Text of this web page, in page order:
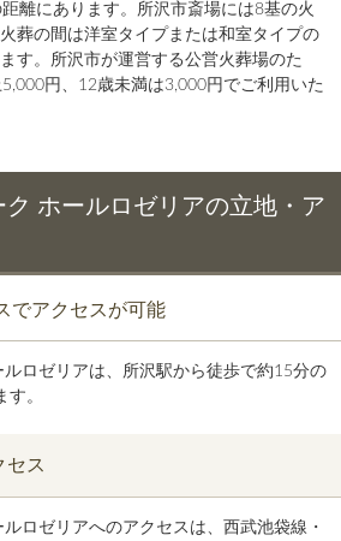
離にあります。所沢市斎場には8基の火
葬の間は洋室タイプまたは和室タイプの
す。所沢市が運営する公営火葬場のた
円、12歳未満は3,000円でご利用いた
ホールロゼリアの立地・ア
でアクセスが可能
ロゼリアは、所沢駅から徒歩で約15分の
。
セス
ロゼリアへのアクセスは、西武池袋線・